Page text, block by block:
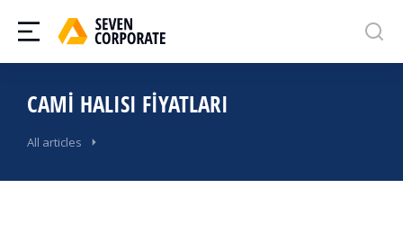
CAMI HALISI FIYATLARI
All articles